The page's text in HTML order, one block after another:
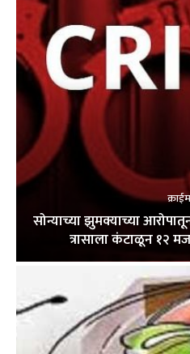
क्राईम
सोन्याच्या झुमक्याच्या
त्रासाला कंटाळून १२